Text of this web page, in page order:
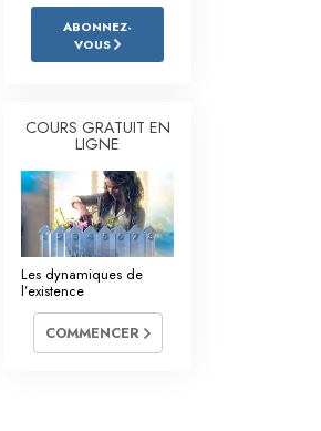
tons émotionnels
drogues
le monde du travail
les conditions
l’oppression
de l’organisation
ABONNEZ-
VOUS
COURS GRATUIT EN
LIGNE
Les dynamiques de
l’existence
COMMENCER